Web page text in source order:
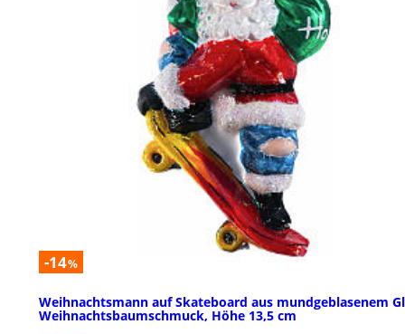
-14%
Weihnachtsmann auf Skateboard aus mundgeblasenem
Weihnachtsbaumschmuck, Höhe 13,5 cm